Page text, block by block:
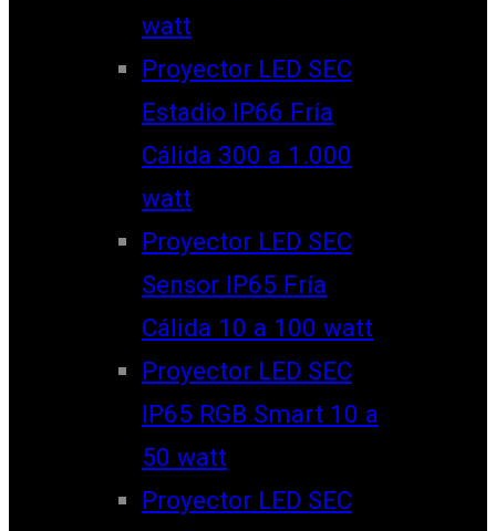
watt
Proyector LED SEC
Estadio IP66 Fría
Cálida 300 a 1.000
watt
Proyector LED SEC
Sensor IP65 Fría
Cálida 10 a 100 watt
Proyector LED SEC
IP65 RGB Smart 10 a
50 watt
Proyector LED SEC